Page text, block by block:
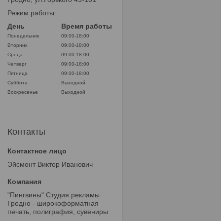
Режим работы:
День
Время работы
Понедельник
09:00-18:00
Вторник
09:00-18:00
Среда
09:00-18:00
Четверг
09:00-18:00
Пятница
09:00-18:00
Суббота
Выходной
Воскресенье
Выходной
Контакты
Эйсмонт Виктор Иванович
"Пингвины" Студия рекламы
Гродно - широкоформатная
печать, полиграфия, сувениры